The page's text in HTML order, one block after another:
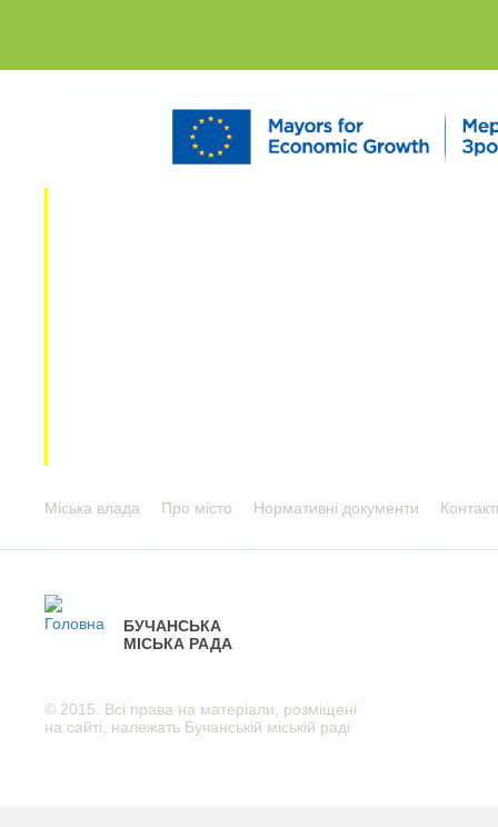
Міська влада Про місто Нормативні документи
БУЧАНСЬКА
МІСЬКА РАДА
© 2015. Всі права на матеріали, розміщені
на сайті, належать Бучанській міській раді